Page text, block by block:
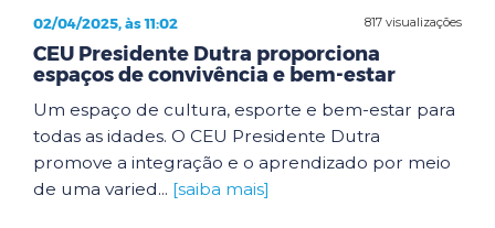
817 visualizações
02/04/2025, às 11:02
CEU Presidente Dutra proporciona
espaços de convivência e bem-estar
Um espaço de cultura, esporte e bem-estar para
todas as idades. O CEU Presidente Dutra
promove a integração e o aprendizado por meio
de uma varied... [saiba mais]